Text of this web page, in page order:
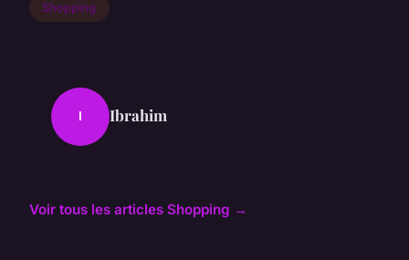
Shopping
I Ibrahim
Voir tous les articles Shopping →